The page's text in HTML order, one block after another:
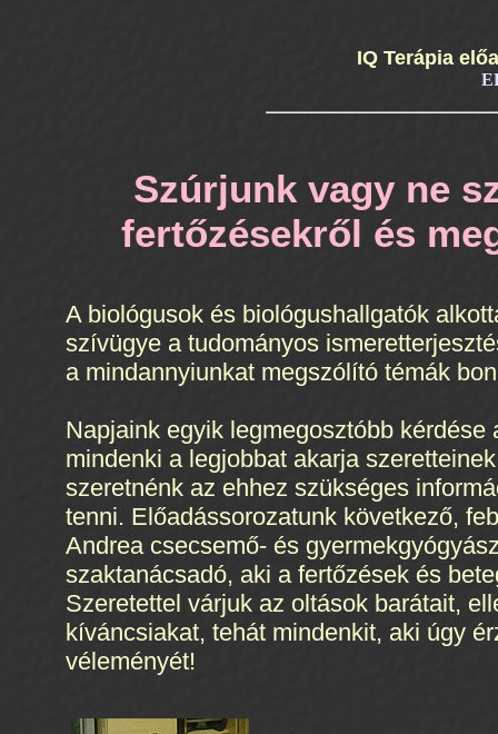
IQ Terápia
Szúrjunk vagy ne
fertőzésekről és
A biológusok és biológushallgatók
szívügye a tudományos
a mindannyiunkat megszólító témák
Napjaink egyik legmegosztóbb
mindenki a legjobbat akarja
szeretnénk az ehhez szükséges
tenni. Előadássorozatunk következő,
Andrea csecsemő- és
szaktanácsadó, aki a fertőzések és
Szeretettel várjuk az oltások barátait,
kíváncsiakat, tehát mindenkit, aki úgy
véleményét!